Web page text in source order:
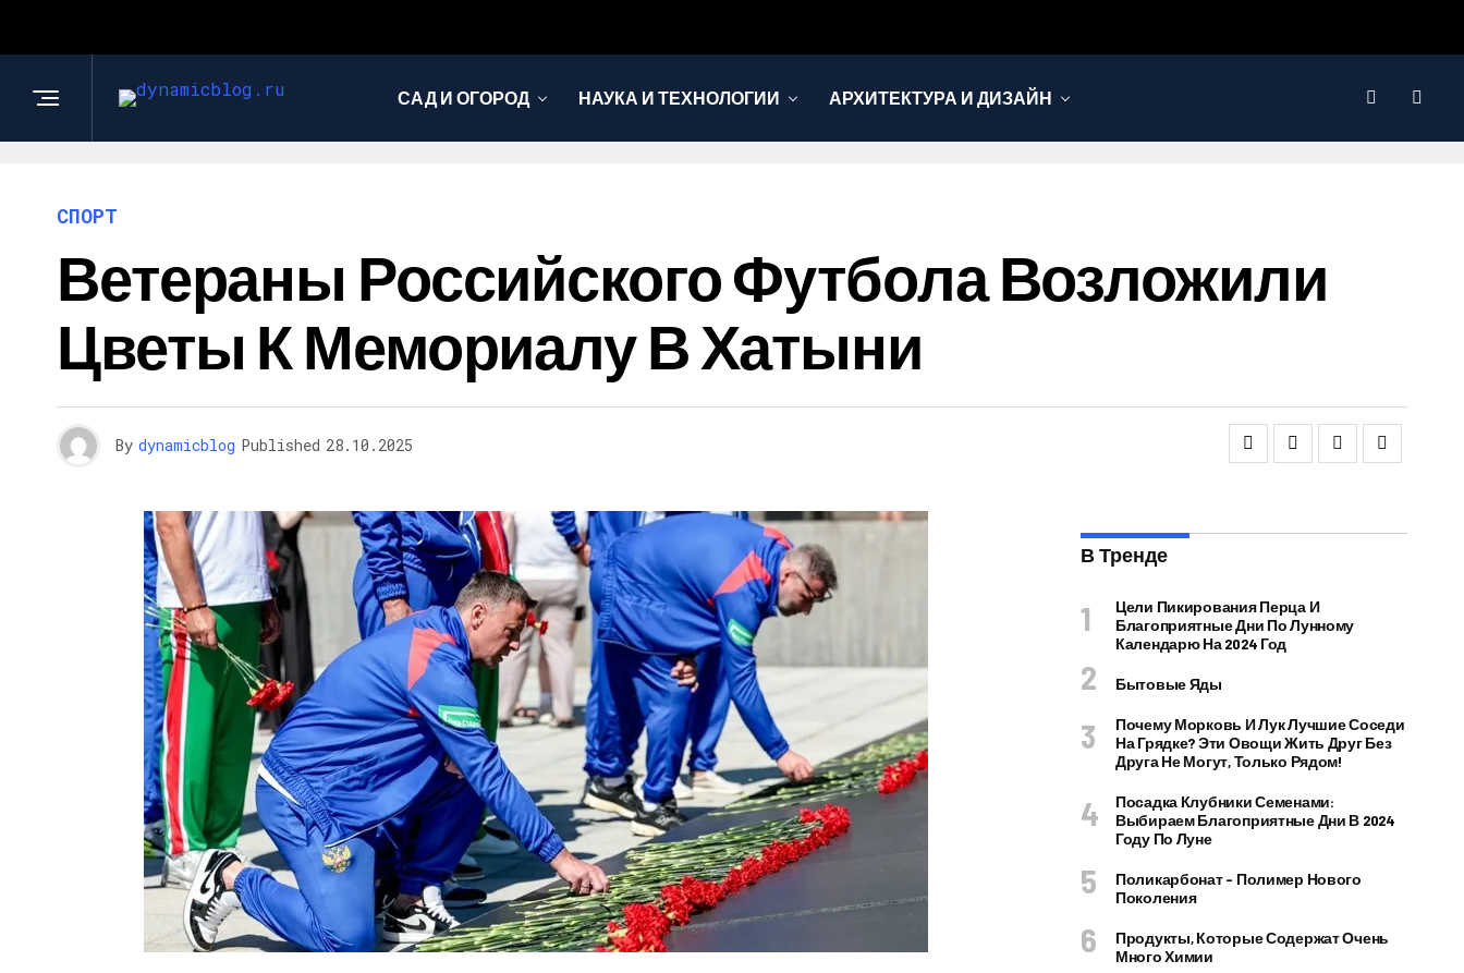
САД И ОГОРОД НАУКА И ТЕХНОЛОГИИ АРХИТЕКТУРА И ДИЗАЙН
СПОРТ
Ветераны Российского Футбола Возложили
Цветы К Мемориалу В Хатыни
By dynamicblog Published 28.10.2025
В Тренде
Цели Пикирования Перца И
Благоприятные Дни По Лунному
Календарю На 2024 Год
Бытовые Яды
Почему Морковь И Лук Лучшие Соседи
На Грядке? Эти Овощи Жить Друг Без
Друга Не Могут, Только Рядом!
Посадка Клубники Семенами:
Выбираем Благоприятные Дни В 2024
Году По Луне
Поликарбонат – Полимер Нового
Поколения
Продукты, Которые Содержат Очень
Много Химии